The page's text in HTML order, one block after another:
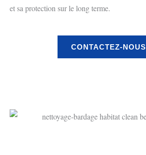
et sa protection sur le long terme.
CONTACTEZ-NOUS